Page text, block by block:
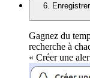
6.
Gagnez du
recherche à
« Créer une